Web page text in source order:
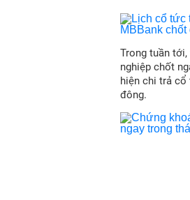
Trong tuần
nghiệp chốt
hiện chi trả cổ
đông.